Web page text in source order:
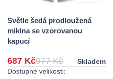
Světle šedá prodloužená
mikina se vzorovanou
kapucí
687 Kč977 Kč
Skladem
Dostupné velikosti: